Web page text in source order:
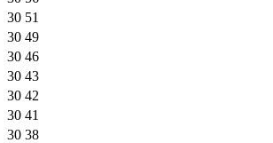
30 51
30 49
30 46
30 43
30 42
30 41
30 38